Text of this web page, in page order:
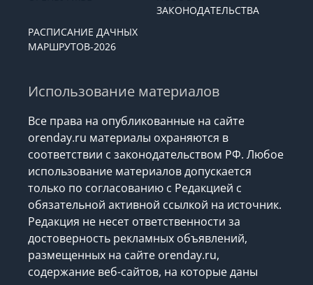
ЗАКОНОДАТЕЛЬСТВА
РАСПИСАНИЕ ДАЧНЫХ
МАРШРУТОВ-2026
Использование материалов
Все права на опубликованные на сайте
orenday.ru материалы охраняются в
соответствии с законодательством РФ. Любое
использование материалов допускается
только по согласованию с Редакцией с
обязательной активной ссылкой на источник.
Редакция не несет ответственности за
достоверность рекламных объявлений,
размещенных на сайте orenday.ru,
содержание веб-сайтов, на которые даны